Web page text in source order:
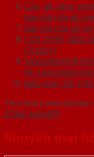
Cửa gỗ công
báo giá cửa gỗ
Báo giá cửa gỗ
CỬA THÉP VÂN
[7/2021]
SAIGONDOOR
RẺ 2.600.000Đ/MD
BÁO GIÁ CỬA
This entry was posted
CÔNG NGHIỆP.
Khuyến mại